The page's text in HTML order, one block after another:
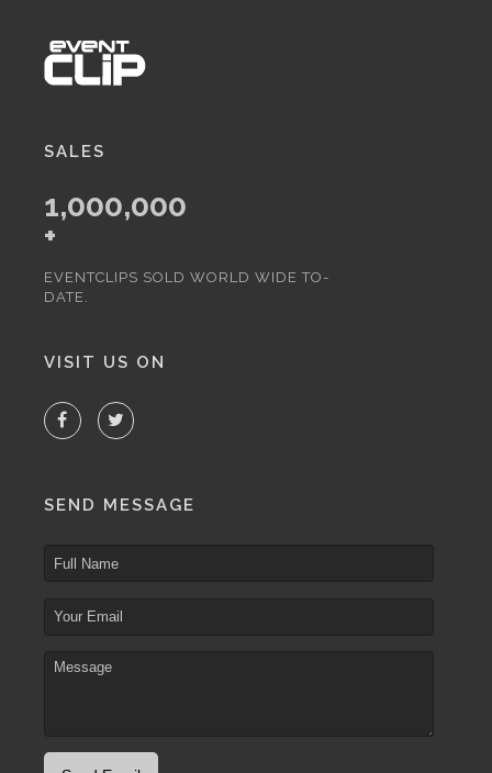
SALES
1,000,000
+
EVENTCLIPS SOLD WORLD WIDE TO-
DATE.
VISIT US ON
SEND MESSAGE